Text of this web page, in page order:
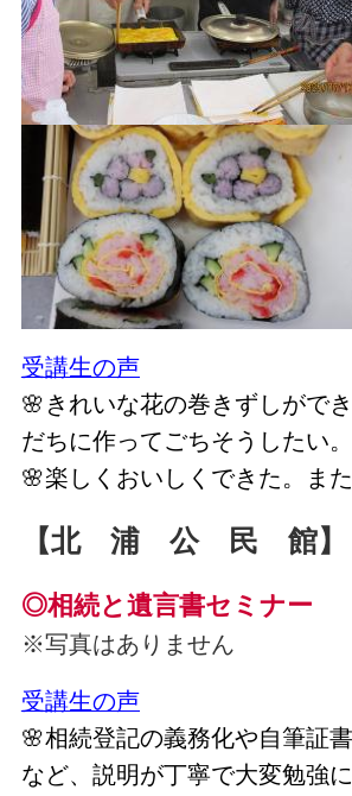
受講生の声
🌸きれいな花の巻きずしがで
だちに作ってごちそうしたい。
🌸楽しくおいしくできた。また
【北 浦 公 民 館】
◎相続と遺言書セミナー
※写真はありません
受講生の声
🌸相続登記の義務化や自筆証
など、説明が丁寧で大変勉強